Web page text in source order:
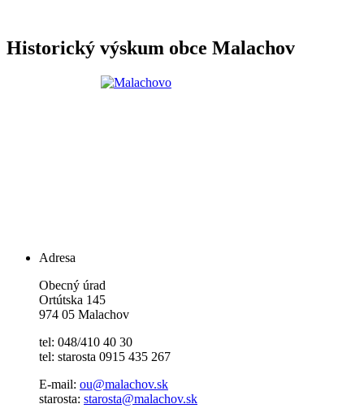
Historický výskum obce Malachov
Adresa
Obecný úrad
Ortútska 145
974 05 Malachov
tel: 048/410 40 30
tel: starosta 0915 435 267
E-mail: ou@malachov.sk
starosta: starosta@malachov.sk